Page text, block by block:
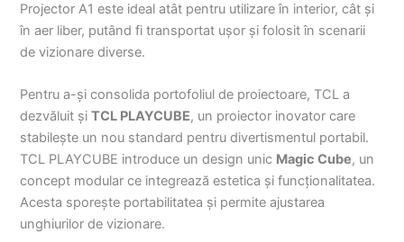
Projector A1 este ideal atât pentru utilizare în interior, cât și
în aer liber, putând fi transportat ușor și folosit în scenarii
de vizionare diverse.
Pentru a-și consolida portofoliul de proiectoare, TCL a
dezvăluit șiTCL PLAYCUBE, un proiector inovator care
stabilește un nou standard pentru divertismentul portabil.
TCL PLAYCUBE introduce un design unic Magic Cube, un
concept modular ce integrează estetica și funcționalitatea.
Acesta sporește portabilitatea și permite ajustarea
unghiurilor de vizionare.